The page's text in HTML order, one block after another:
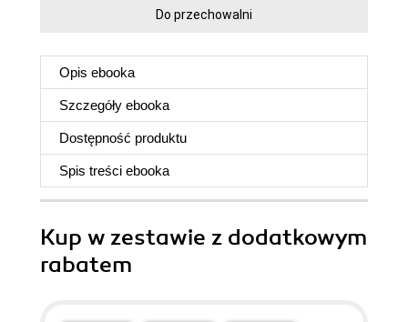
Do przechowalni
Opis ebooka
Szczegóły ebooka
Dostępność produktu
Spis treści ebooka
Kup w zestawie z dodatkowym
rabatem